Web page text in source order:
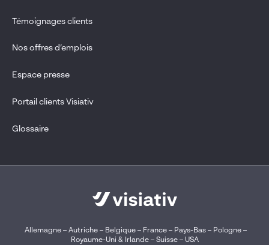
Témoignages clients
Nos offres d’emplois
Espace presse
Portail clients Visiativ
Glossaire
Allemagne– Autriche– Belgique – France– Pays-Bas– Pologne–
Royaume-Uni & Irlande– Suisse– USA